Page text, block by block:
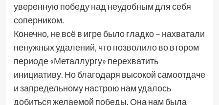
уверенную победу над неудобным для себя
соперником.
Конечно, не всё в игре было гладко – нахватали
ненужных удалений, что позволило во втором
периоде «Металлургу» перехватить
инициативу. Но благодаря высокой самоотдаче
и запредельному настрою нам удалось
добиться желаемой победы. Она нам была